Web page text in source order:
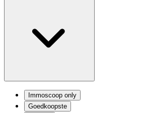
Immoscoop only
Goedkoopste